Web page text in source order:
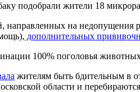
подобрали жители 18
на недопущения
дополнительных
100% поголовья
жителям быть бдительным в
области и